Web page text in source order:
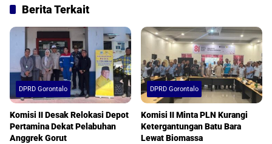
Berita Terkait
DPRD Gorontalo
Komisi II Desak Relokasi Depot
Pertamina Dekat Pelabuhan
Anggrek Gorut
DPRD Gorontalo
Komisi II Minta PLN Kurangi
Ketergantungan Batu Bara
Lewat Biomassa